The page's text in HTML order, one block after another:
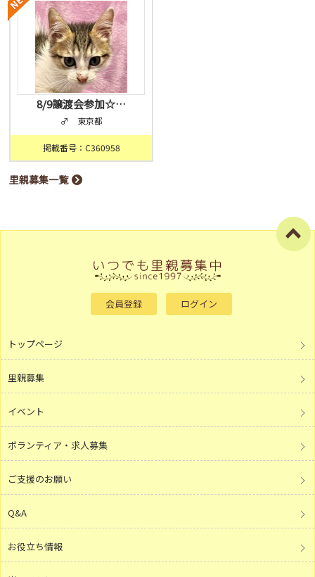
8/9譲渡会参加☆…
♂ 東京都
掲載番号：C360958
里親募集一覧
会員登録 ログイン
トップページ
里親募集
イベント
ボランティア・求人募集
ご支援のお願い
Q&A
お役立ち情報